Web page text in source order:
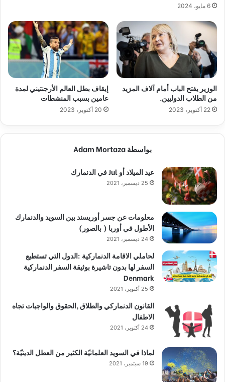
6 مايو، 2024
الوزير يفتح الباب أمام آلاف المزيد
من الطلاب الدوليين.
22 أكتوبر، 2023
إيقاف بطل العالم الأرجنتيني لمدة
عامين بسبب المنشطات
20 أكتوبر، 2023
بواسطة Adam Mortaza
عيد الميلاد أو Jul في الدنمارك
25 ديسمبر، 2021
معلومات عن جسر أوريسند بين السويد والدنمارك
الأطول في أوربا ( بالصور)
24 ديسمبر، 2021
لحاملي الاقامة الدنماركية :الدول التي تستطيع
السفر لها بدون تاشيرة بوثيقة السفر الدنماركية
Denmark
25 أكتوبر، 2021
القانون الدنماركي والطلاق ,الحقوق والواجبات تجاه
الاطفال
24 أكتوبر، 2021
لماذا في السويد العلمانيّة الكثير من العطل الدينيّة؟
19 سبتمبر، 2021